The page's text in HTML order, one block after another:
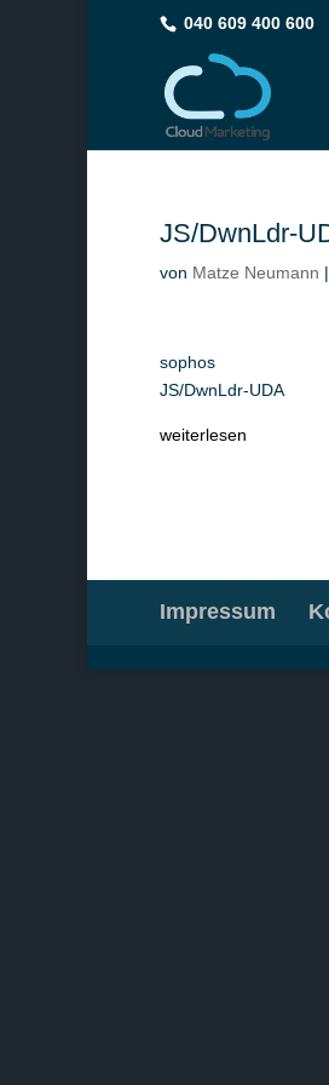
040 609 400 600
JS/DwnLdr-
von Matze Neumann |
sophos
JS/DwnLdr-UDA
weiterlesen
Impressum